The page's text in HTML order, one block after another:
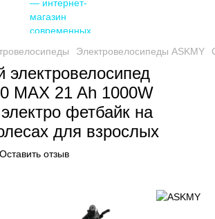
Электровелосипеды ASKMY
электровелосипед
MAX 21 Ah 1000W
фетбайк на
для взрослых
Оставить отзыв